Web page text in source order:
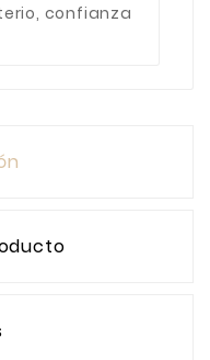
confianza